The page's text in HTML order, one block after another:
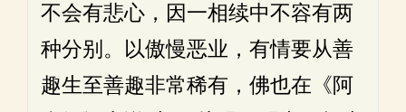
不会有悲心，因一相续中不容有两
种分别。以傲慢恶业，有情要从善
趣生至善趣非常稀有，佛也在《阿